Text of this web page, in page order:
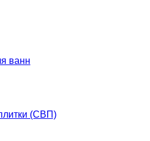
ванн
(СВП)